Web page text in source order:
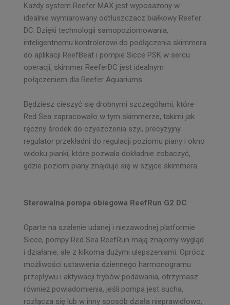
Każdy system Reefer MAX jest wyposażony w
idealnie wymiarowany odtłuszczacz białkowy Reefer
DC. Dzięki technologii samopoziomowania,
inteligentnemu kontrolerowi do podłączenia skimmera
do aplikacji ReefBeat i pompie Sicce PSK w sercu
operacji, skimmer ReeferDC jest idealnym
połączeniem dla Reefer Aquariums.
Będziesz cieszyć się drobnymi szczegółami, które
Red Sea zapracowało w tym skimmerze, takimi jak
ręczny środek do czyszczenia szyi, precyzyjny
regulator przekładni do regulacji poziomu piany i okno
widoku pianki, które pozwala dokładnie zobaczyć,
gdzie poziom piany znajduje się w szyjce skimmera.
Sterowalna pompa obiegowa ReefRun G2 DC
Oparte na szalenie udanej i niezawodnej platformie
Sicce, pompy Red Sea ReefRun mają znajomy wygląd
i działanie, ale z kilkoma dużymi ulepszeniami. Oprócz
możliwości ustawienia dziennego harmonogramu
przepływu i aktywacji trybów podawania, otrzymasz
również powiadomienia, jeśli pompa jest sucha,
rozłącza się lub w inny sposób działa nieprawidłowo,